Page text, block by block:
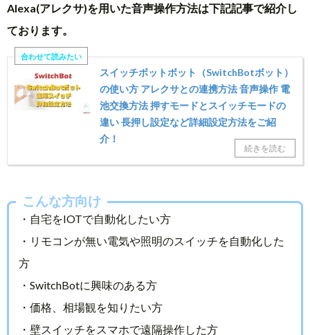
Alexa(アレクサ)を用いた音声操作方法は下記記事で紹介し
ております。
スイッチボットボット（SwitchBotボット）
の使い方 アレクサとの連携方法 音声操作 電
池交換方法 押すモードとスイッチモードの
違い 長押し設定など詳細設定方法をご紹
介！
こんな方向け
・自宅をIOTで自動化したい方
・リモコンが無い電気や照明のスイッチを自動化した
方
・SwitchBotに興味のある方
・価格、相場観を知りたい方
・壁スイッチをスマホで遠隔操作した方